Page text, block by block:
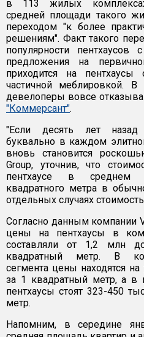
в 113 жилых
средней площади такого
переходом "к более
решениям". Факт такого
популярности
предложения на
приходится на
частичной меблировкой.
девелоперы вовсе
"Коммерсант".
"Если десять лет назад
буквально в каждом
вновь становится
Group, уточнив, что
пентхаусе в среднем
квадратного метра в
отдельных случаях
Согласно данным компании
цены на пентхаусы в
составляли от 1,2 млн
квадратный метр. В
сегмента цены находятся
за 1 квадратный метр, а в
пентхаусы стоят 323-450
метр.
Напомним, в середине